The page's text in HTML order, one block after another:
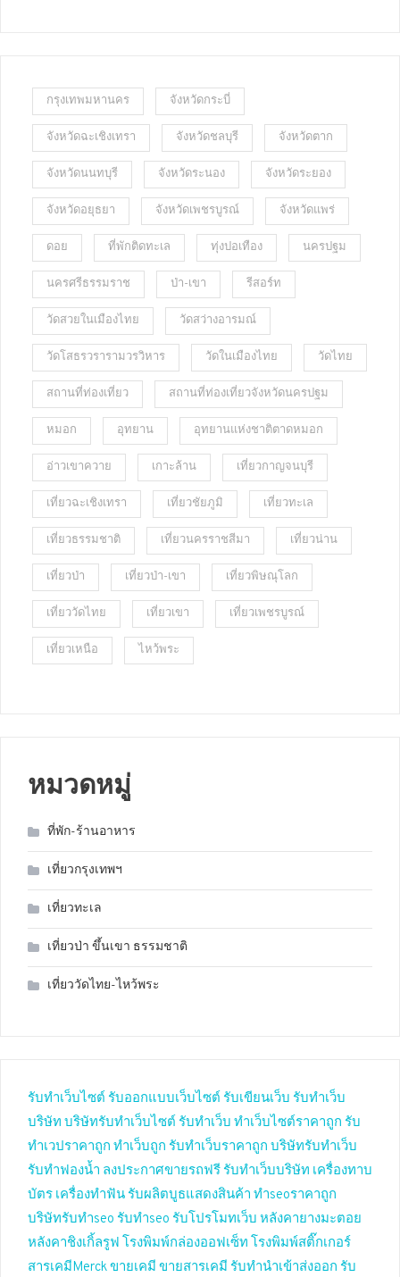
กรุงเทพมหานคร จังหวัดกระบี่
จังหวัดฉะเชิงเทรา จังหวัดชลบุรี จังหวัดตาก
จังหวัดนนทบุรี จังหวัดระนอง จังหวัดระยอง
จังหวัดอยุธยา จังหวัดเพชรบูรณ์ จังหวัดแพร่
ดอย ที่พักติดทะเล ทุ่งปอเทือง นครปฐม
นครศรีธรรมราช ป่า-เขา รีสอร์ท
วัดสวยในเมืองไทย วัดสว่างอารมณ์
วัดโสธรวรารามวรวิหาร วัดในเมืองไทย วัดไทย
สถานที่ท่องเที่ยว สถานที่ท่องเที่ยวจังหวัดนครปฐม
หมอก อุทยาน อุทยานแห่งชาติตาดหมอก
อ่าวเขาควาย เกาะล้าน เที่ยวกาญจนบุรี
เที่ยวฉะเชิงเทรา เที่ยวชัยภูมิ เที่ยวทะเล
เที่ยวธรรมชาติ เที่ยวนครราชสีมา เที่ยวน่าน
เที่ยวป่า เที่ยวป่า-เขา เที่ยวพิษณุโลก
เที่ยววัดไทย เที่ยวเขา เที่ยวเพชรบูรณ์
เที่ยวเหนือ ไหว้พระ
หมวดหมู่
ที่พัก-ร้านอาหาร
เที่ยวกรุงเทพฯ
เที่ยวทะเล
เที่ยวป่า ขึ้นเขา ธรรมชาติ
เที่ยววัดไทย-ไหว้พระ
รับทำเว็บไซต์ รับออกแบบเว็บไซต์ รับเขียนเว็บ รับทำเว็บ
บริษัท บริษัทรับทำเว็บไซต์ รับทำเว็บ ทำเว็บไซต์ราคาถูก รับ
ทำเวปราคาถูก ทำเว็บถูก รับทำเว็บราคาถูก บริษัทรับทำเว็บ
รับทำฟองน้ำ ลงประกาศขายรถฟรี รับทำเว็บบริษัท เครื่องทาบ
บัตร เครื่องทำฟัน รับผลิตบูธแสดงสินค้า ทำseoราคาถูก
บริษัทรับทำseo รับทำseo รับโปรโมทเว็บ หลังคายางมะตอย
หลังคาชิงเกิ้ลรูฟ โรงพิมพ์กล่องออฟเซ็ท โรงพิมพ์สติ๊กเกอร์
สารเคมีMerckขายเคมี ขายสารเคมี รับทำนำเข้าส่งออก รับ